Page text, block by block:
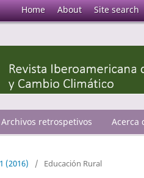
Home About Site search
Archivos retrospetivos Acerca
(2016) / Educación Rural